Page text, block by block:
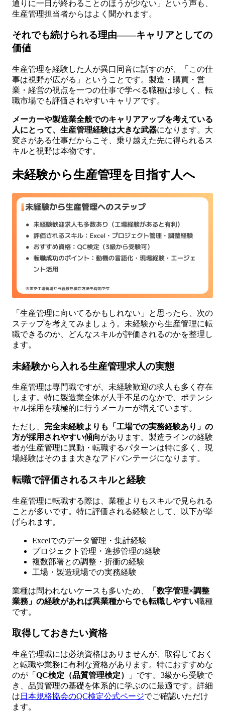
通りに一日が終わることのほうが少ない」という声も、
生産管理担当者からはよく聞かれます。
それでも続けられる理由——キャリアとしての
価値
生産管理を経験した人が異口同音に話すのが、「この仕
事は視野が広がる」ということです。製造・購買・営
業・経営の視点を一つの仕事で学べる職種は珍しく、転
職市場でも評価されやすいキャリアです。
メーカーや製造業全般でのキャリアアップを考えている
人にとって、生産管理経験は大きな武器になります。大
変さがある仕事だからこそ、乗り越えた先に得られるス
キルと視野は本物です。
未経験から生産管理を目指す人へ
「生産管理に向いてるかもしれない」と思ったら、次の
ステップを考えてみましょう。未経験から生産管理に転
職できるのか、どんなスキルが評価されるのかを整理し
ます。
未経験から入れる生産管理求人の実態
生産管理は専門職ですが、未経験歓迎の求人も多く存在
します。特に製造業全体が人手不足のなかで、ポテンシ
ャル採用を積極的に行うメーカーが増えています。
ただし、 完全未経験よりも「工場での実務経験あり」の
方が採用されやすい傾向があります。製造ラインの経験
者が生産管理に異動・転職するパターンは特に多く、現
場経験はそのまま大きなアドバンテージになります。
転職で評価されるスキルと経験
生産管理に転職する際は、業種よりもスキルで見られる
ことが多いです。特に評価される経験として、以下が挙
げられます。
Excelでのデータ管理・集計経験
プロジェクト管理・進捗管理の経験
複数部署との調整・折衝の経験
工場・製造現場での実務経験
業種は問われないケースも多いため、
「数字管理×調整
業務」の経験があれば異業種からでも転職しやすい職種
です。
取得しておきたい資格
生産管理職には必須資格はありませんが、取得しておく
と転職や業務に有利な資格があります。特におすすめな
のが「 QC検定（品質管理検定）
」です。3級から受験で
き、品質管理の基礎を体系的に学ぶのに最適です。詳細
は 日本規格協会のQC検定公式ページでご確認いただけ
ます。